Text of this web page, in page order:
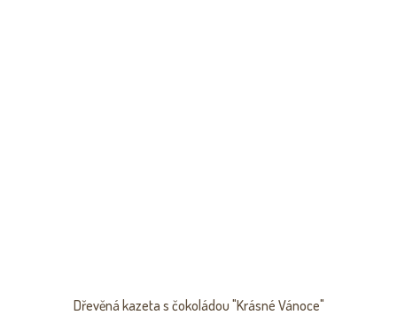
Dřevěná kazeta s čokoládou "Krásné Vánoce"